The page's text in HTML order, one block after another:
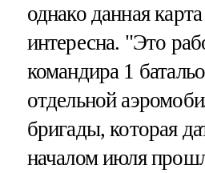
однако данная
интересна. "Это
командира 1
отдельной
бригады, которая
началом июля